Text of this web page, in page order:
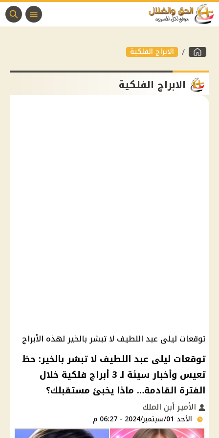
الابراج الفلكية
الابراج الفلكية
توقعات ليلى عبد اللطيف لا تبشر بالخير لهذه الأبراج
توقعات ليلى عبد اللطيف لا تبشر بالخير: حظ
تعيس وأخبار سيئة لـ 3 أبراج فلكية خلال
الفترة القادمة… ماذا يخبئ مستقبلك؟
الأمير أبن الملك
الأحد 01/سبتمبر/2024 - 06:27 م